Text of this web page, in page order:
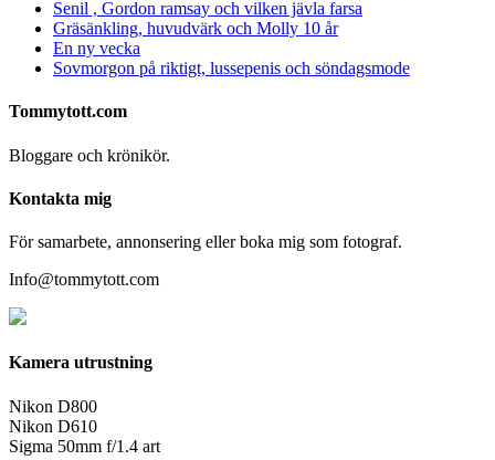
Senil , Gordon ramsay och vilken jävla farsa
Gräsänkling, huvudvärk och Molly 10 år
En ny vecka
Sovmorgon på riktigt, lussepenis och söndagsmode
Tommytott.com
Bloggare och krönikör.
Kontakta mig
För samarbete, annonsering eller boka mig som fotograf.
Info@tommytott.com
Kamera utrustning
Nikon D800
Nikon D610
Sigma 50mm f/1.4 art